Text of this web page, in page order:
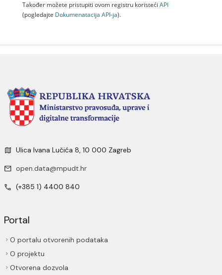
Također možete pristupiti ovom registru koristeći API
(pogledajte Dokumenаtаcijа API-jа).